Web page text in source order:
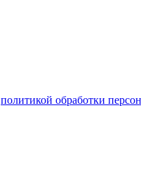
политикой обработки